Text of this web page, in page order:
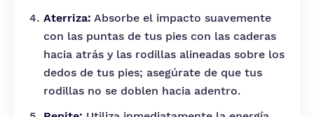
Aterriza: Absorbe el impacto suavemente
con las puntas de tus pies con las caderas
hacia atrás y las rodillas alineadas sobre los
dedos de tus pies; asegúrate de que tus
rodillas no se doblen hacia adentro.